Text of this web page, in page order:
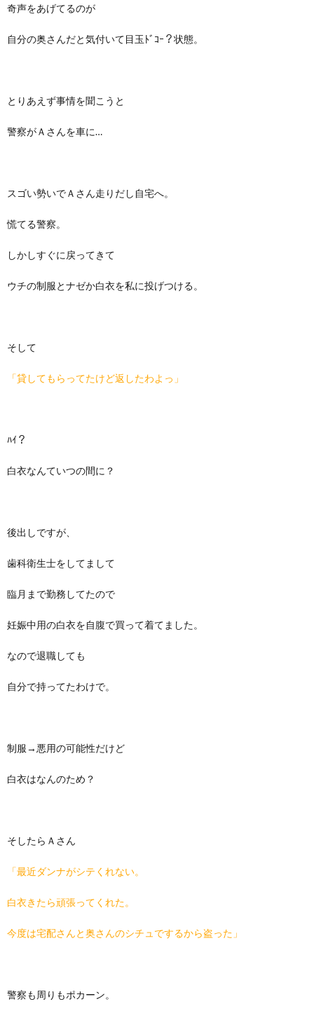
奇声をあげてるのが
自分の奥さんだと気付いて目玉ﾄﾞｺｰ？状態。
とりあえず事情を聞こうと
警察がＡさんを車に…
スゴい勢いでＡさん走りだし自宅へ。
慌てる警察。
しかしすぐに戻ってきて
ウチの制服とナゼか白衣を私に投げつける。
そして
「貸してもらってたけど返したわよっ」
ﾊｲ？
白衣なんていつの間に？
後出しですが、
歯科衛生士をしてまして
臨月まで勤務してたので
妊娠中用の白衣を自腹で買って着てました。
なので退職しても
自分で持ってたわけで。
制服→悪用の可能性だけど
白衣はなんのため？
そしたらＡさん
「最近ダンナがシテくれない。
白衣きたら頑張ってくれた。
今度は宅配さんと奥さんのシチュでするから盗った」
警察も周りもポカーン。